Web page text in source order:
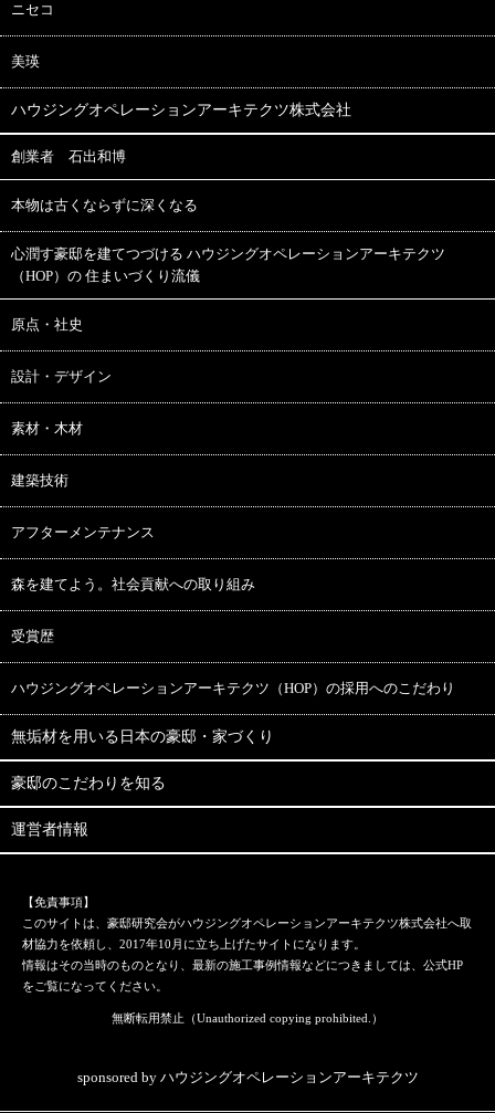
ニセコ
美瑛
ハウジングオペレーションアーキテクツ株式会社
創業者 石出和博
本物は古くならずに深くなる
心潤す豪邸を建てつづける ハウジングオペレーションアーキテクツ
（HOP）の 住まいづくり流儀
原点・社史
設計・デザイン
素材・木材
建築技術
アフターメンテナンス
森を建てよう。社会貢献への取り組み
受賞歴
ハウジングオペレーションアーキテクツ（HOP）の採用へのこだわり
無垢材を用いる日本の豪邸・家づくり
豪邸のこだわりを知る
運営者情報
【免責事項】
このサイトは、豪邸研究会がハウジングオペレーションアーキテクツ株式会社へ取
材協力を依頼し、2017年10月に立ち上げたサイトになります。
情報はその当時のものとなり、最新の施工事例情報などにつきましては、公式HP
をご覧になってください。
無断転用禁止（Unauthorized copying prohibited.）
sponsored by ハウジングオペレーションアーキテクツ